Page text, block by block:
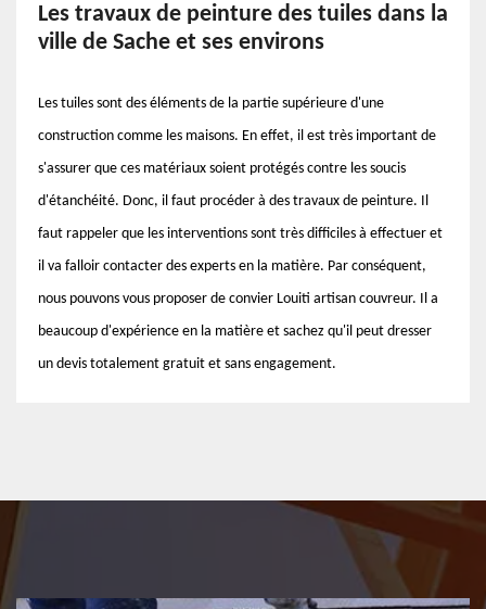
Les travaux de peinture des tuiles dans la
ville de Sache et ses environs
Les tuiles sont des éléments de la partie supérieure d'une
construction comme les maisons. En effet, il est très important de
s'assurer que ces matériaux soient protégés contre les soucis
d'étanchéité. Donc, il faut procéder à des travaux de peinture. Il
faut rappeler que les interventions sont très difficiles à effectuer et
il va falloir contacter des experts en la matière. Par conséquent,
nous pouvons vous proposer de convier Louiti artisan couvreur. Il a
beaucoup d'expérience en la matière et sachez qu'il peut dresser
un devis totalement gratuit et sans engagement.